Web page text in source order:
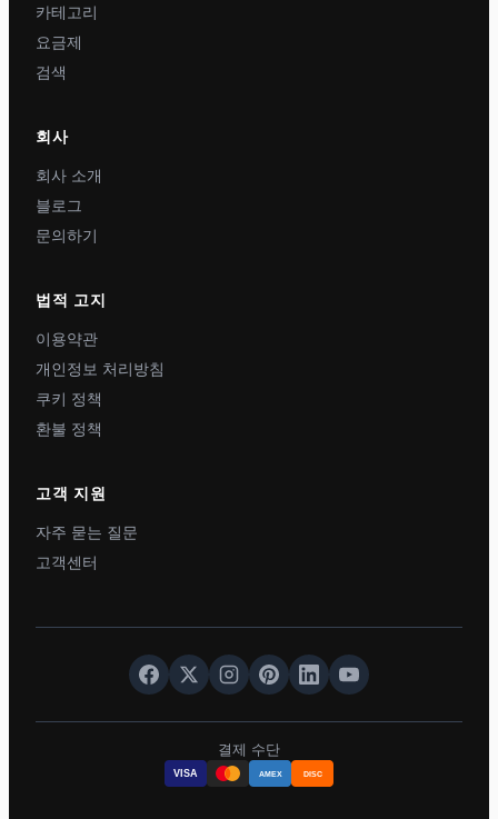
카테고리
요금제
검색
회사
회사 소개
블로그
문의하기
법적 고지
이용약관
개인정보 처리방침
쿠키 정책
환불 정책
고객 지원
자주 묻는 질문
고객센터
결제 수단
VISA AMEX DISC